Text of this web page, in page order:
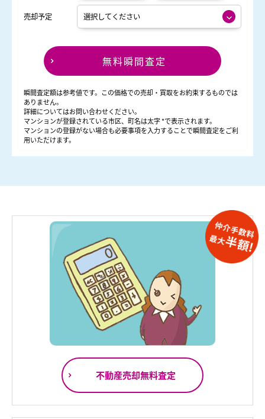
売却予定
無料瞬間査定
瞬間査定額は参考値です。この価格での売却・買取をお約束するものでは
ありません。
詳細についてはお問い合わせください。
マンションが登録されている市区、町名は太字 *で表示されます。
マンションの登録がない場合も必要事項を入力することで瞬間査定をご利
用いただけます。
不動産売却無料査定